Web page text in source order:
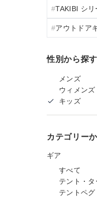
TAKIBI シリ
アウトドア
性別から探す
メンズ
ウィメンズ
キッズ
カテゴリー
ギア
すべて
テント・
テントペ